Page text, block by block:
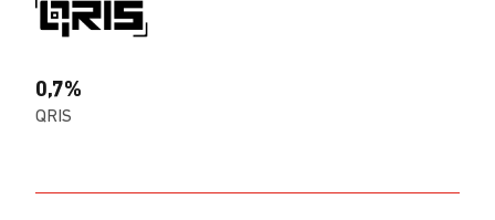
0,7%
QRIS